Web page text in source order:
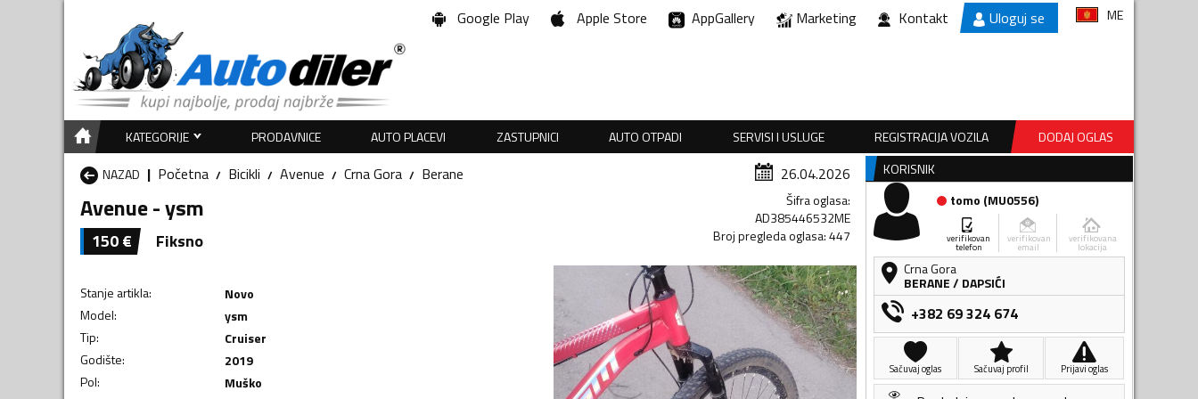
Google Play Apple Store AppGallery Marketing Kontakt Uloguj se ME
KATEGORIJE PRODAVNICE AUTO PLACEVI ZASTUPNICI AUTO OTPADI SERVISI I USLUGE REGISTRACIJA VOZILA
DODAJ OGLAS
NAZAD
Početna Bicikli Avenue Crna Gora Berane 26.04.2026
Avenue - ysm
150€ Fiksno
Šifra oglasa:
AD385446532ME
Broj pregleda oglasa:447
Stanje artikla:
Novo
Model:
ysm
Tip:
Cruiser
Godište:
2019
Pol:
Muško
KORISNIK
tomo (MU0556)
verifikovan
telefon
verifikovan
email
verifikovana
lokacija
Crna Gora
BERANE/ DAPSIĆI
+382 69 324 674
Sačuvaj oglas Sačuvaj profil Prijavi oglas